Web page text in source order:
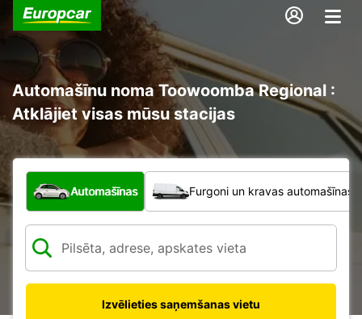
Automašīnu noma Toowoomba Regional :
Atklājiet visas mūsu stacijas
Kāda veida transportlīdzeklis?
Automašīnas Furgoni un kravas automašīnas
Izvēlieties saņemšanas vietu